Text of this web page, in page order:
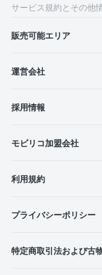
サービス規約とその他
販売可能エリア
運営会社
採用情報
モビリコ加盟会社
利用規約
プライバシーポリシー
特定商取引法および古